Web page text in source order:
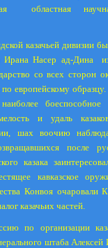
областная
казачьей дивизии
Ирана Насер ад-Дина
со всех сторон
европейскому образцу.
боеспособное
и удаль
шах воочию
после
казака
кавказское
Конвоя очаровали
казачьих частей.
по организации
штаба